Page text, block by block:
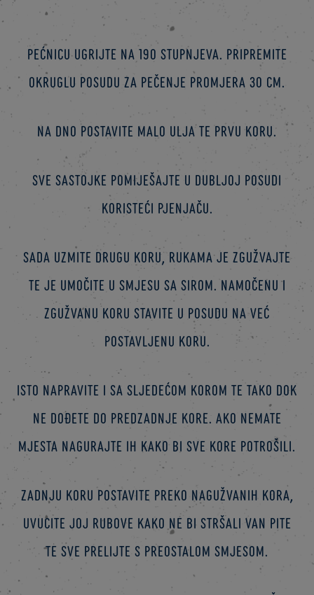
Pećnicu ugrijte na 190 stupnjeva. Pripremite
okruglu posudu za pečenje promjera 30 cm.
Na dno postavite malo ulja te prvu koru.
Sve sastojke pomiješajte u dubljoj posudi
koristeći pjenjaču.
Sada uzmite drugu koru, rukama je zgužvajte
te je umočite u smjesu sa sirom. Namočenu i
zgužvanu koru stavite u posudu na već
postavljenu koru.
Isto napravite i sa sljedećom korom te tako dok
ne dođete do predzadnje kore. Ako nemate
mjesta nagurajte ih kako bi sve kore potrošili.
Zadnju koru postavite preko nagužvanih kora,
uvucite joj rubove kako ne bi stršali van pite
te sve prelijte s preostalom smjesom.